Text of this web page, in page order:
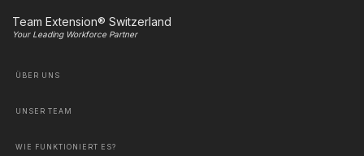
Team Extension® Switzerland
Your Leading Workforce Partner
ÜBER UNS
UNSER TEAM
WIE FUNKTIONIERT ES?